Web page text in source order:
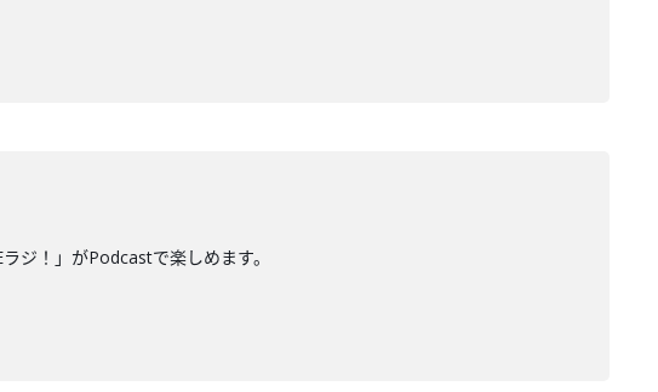
ジ！」がPodcastで楽しめます。